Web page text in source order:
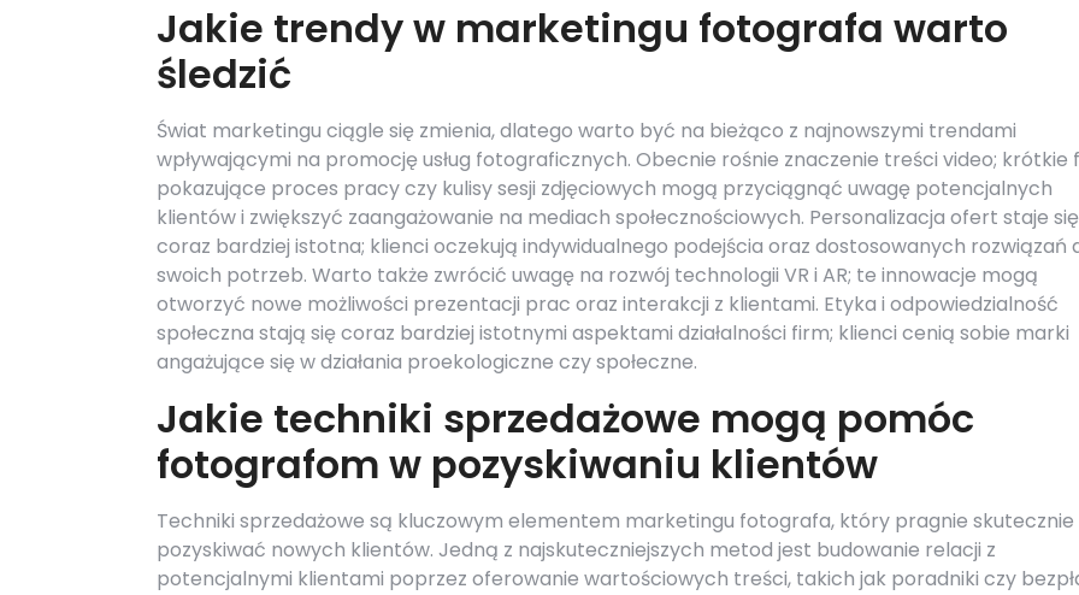
Jakie trendy w marketingu fotografa warto
śledzić
Świat marketingu ciągle się zmienia, dlatego warto być na bieżąco z najnowszymi trendami
wpływającymi na promocję usług fotograficznych. Obecnie rośnie znaczenie treści video; krótkie
pokazujące proces pracy czy kulisy sesji zdjęciowych mogą przyciągnąć uwagę potencjalnych
klientów i zwiększyć zaangażowanie na mediach społecznościowych. Personalizacja ofert staje się
coraz bardziej istotna; klienci oczekują indywidualnego podejścia oraz dostosowanych rozwiązań
swoich potrzeb. Warto także zwrócić uwagę na rozwój technologii VR i AR; te innowacje mogą
otworzyć nowe możliwości prezentacji prac oraz interakcji z klientami. Etyka i odpowiedzialność
społeczna stają się coraz bardziej istotnymi aspektami działalności firm; klienci cenią sobie marki
angażujące się w działania proekologiczne czy społeczne.
Jakie techniki sprzedażowe mogą pomóc
fotografom w pozyskiwaniu klientów
Techniki sprzedażowe są kluczowym elementem marketingu fotografa, który pragnie skutecznie
pozyskiwać nowych klientów. Jedną z najskuteczniejszych metod jest budowanie relacji z
potencjalnymi klientami poprzez oferowanie wartościowych treści, takich jak poradniki czy